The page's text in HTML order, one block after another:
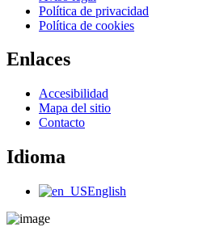
Menu
Política de privacidad
Política de cookies
Enlaces
Main
Menu
Accesibilidad
Mapa del sitio
Contacto
Idioma
Main
English